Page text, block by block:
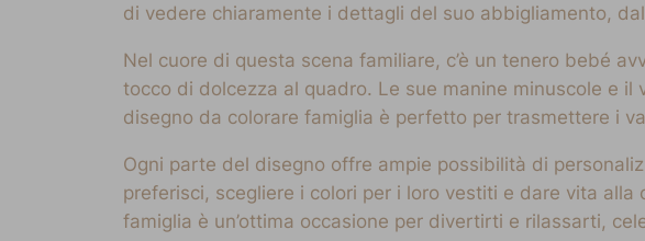
di vedere chiaramente i dettagli del suo abbigliamento,
Nel cuore di questa scena familiare, c’è un tenero bebé
tocco di dolcezza al quadro. Le sue manine minuscole e
disegno da colorare famiglia è perfetto per trasmettere i
Ogni parte del disegno offre ampie possibilità di
preferisci, scegliere i colori per i loro vestiti e dare vita
famiglia è un’ottima occasione per divertirti e rilassarti,